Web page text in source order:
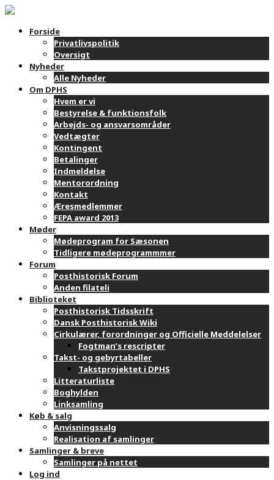
Forside
Privatlivspolitik
Oversigt
Nyheder
Alle Nyheder
Om DPHS
Hvem er vi
Bestyrelse & funktionsfolk
Arbejds- og ansvarsområder
Vedtægter
Kontingent
Betalinger
Indmeldelse
Mentorordning
Kontakt
Æresmedlemmer
FEPA award 2013
Møder
Mødeprogram for Sæsonen
Tidligere mødeprogrammmer
Forum
Posthistorisk Forum
Anden filateli
Biblioteket
Posthistorisk Tidsskrift
Dansk Posthistorisk Wiki
Cirkulærer, forordninger og Officielle Meddelelser
Fogtman’s rescripter
Takst- og gebyrtabeller
Takstprojektet i DPHS
Litteraturliste
Boghylden
Linksamling
Køb & salg
Anvisningssalg
Realisation af samlinger
Samlinger & breve
Samlinger på nettet
Log ind